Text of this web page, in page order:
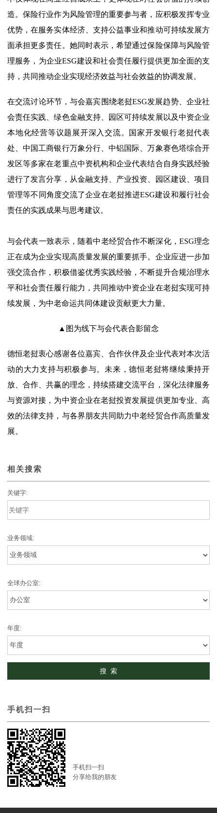
造。保险行业作为风险管理的重要参与者，应积极发挥专业
优势，在服务实体经济、支持公益事业和推动可持续发展方
面承担更多责任。她同时表示，希望通过保险保障与风险管
理服务，为企业ESG建设和社会责任履行提供更加全面的支
持，共同推动企业实现经济效益与社会效益的协调发展。
在交流讨论环节，与会嘉宾围绕老挝ESG发展趋势、企业社
会责任实践、绿色金融支持、园区可持续发展以及中资企业
本地化经营等议题展开深入交流。国家开发银行老挝代表
处、中国工商银行万象分行、中铝国际、万象赛色塔综合开
发区等多家在老重点中资机构和企业代表结合自身实践经验
进行了发言分享，从金融支持、产业投资、园区建设、项目
管理等不同角度交流了企业在老挝推进ESG建设和履行社会
责任的实践成果与思考建议。
与会代表一致表示，随着中老经贸合作不断深化，ESG理念
正在成为企业实现高质量发展的重要抓手。企业应进一步加
强交流合作，积极借鉴优秀实践经验，不断提升合规治理水
平和社会责任履行能力，共同推动中资企业在老挝实现可持
续发展，为中老命运共同体建设贡献更大力量。
▲图为线下与会代表合影留念
德恒老挝衷心感谢各位嘉宾、合作伙伴及企业代表对本次活
动的大力支持与积极参与。未来，德恒老挝将继续秉持开
放、合作、共赢的理念，持续搭建交流平台，深化法律服务
与资源对接，为中资企业在老挝投资发展提供更加专业、高
效的法律支持，与各界朋友共同助力中老经贸合作高质量发
展。
相关搜索
关键字:
业务领域:
全球办公室:
年度:
手机扫一扫
手机扫一扫
分享给我的朋友